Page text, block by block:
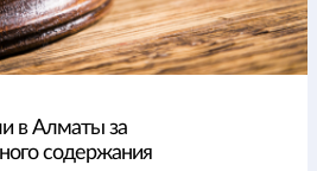
в Алматы за
содержания